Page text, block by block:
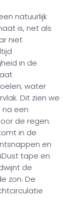
natuurlijk
is, net als
niet
in de
water
Dit zien we
na een
de regen.
in de
en
tape en
de
zon. De